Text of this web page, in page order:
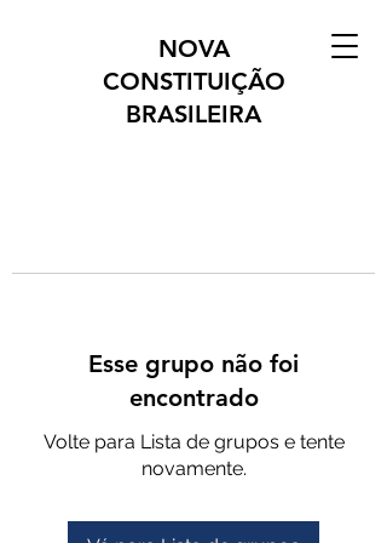
NOVA
CONSTITUIÇÃO
BRASILEIRA
Esse grupo não foi
encontrado
Volte para Lista de grupos e tente
novamente.